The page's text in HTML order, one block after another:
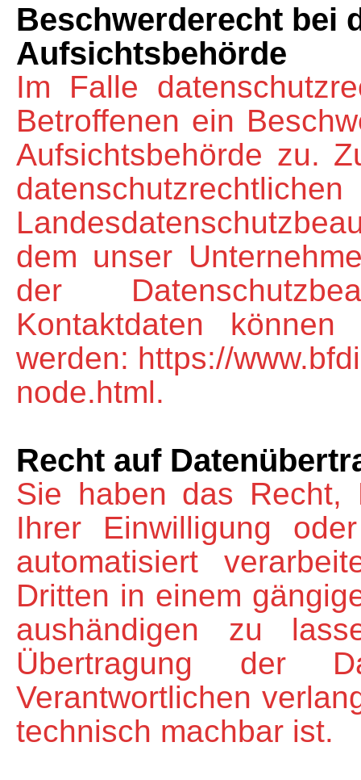
Beschwerderecht bei
Aufsichtsbehörde
Im Falle
Betroffenen ein
Aufsichtsbehörde zu.
dem unser
der
Kontaktdaten
werden: https://
node.html.
Recht auf
Sie haben das Recht,
Ihrer Einwilligung
automatisiert
Dritten in einem
aushändigen zu
Übertragung der
Verantwortlichen
technisch machbar ist.